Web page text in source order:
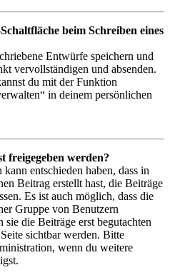
beim Schreiben eines
Entwürfe speichern und
vervollständigen und absenden.
du mit der Funktion
in deinem persönlichen
freigegeben werden?
entschieden haben, dass in
Beitrag erstellt hast, die Beiträge
Es ist auch möglich, dass die
Gruppe von Benutzern
sie die Beiträge erst begutachten
sichtbar werden. Bitte
wenn du weitere